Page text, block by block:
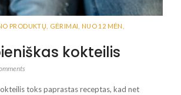
PRODUKTŲ GĖRIMAI NUO 12 MĖN
kokteilis
toks paprastas receptas, kad net